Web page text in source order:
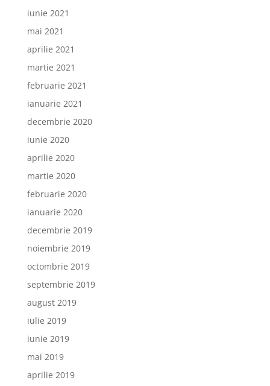
iunie 2021
mai 2021
aprilie 2021
martie 2021
februarie 2021
ianuarie 2021
decembrie 2020
iunie 2020
aprilie 2020
martie 2020
februarie 2020
ianuarie 2020
decembrie 2019
noiembrie 2019
octombrie 2019
septembrie 2019
august 2019
iulie 2019
iunie 2019
mai 2019
aprilie 2019